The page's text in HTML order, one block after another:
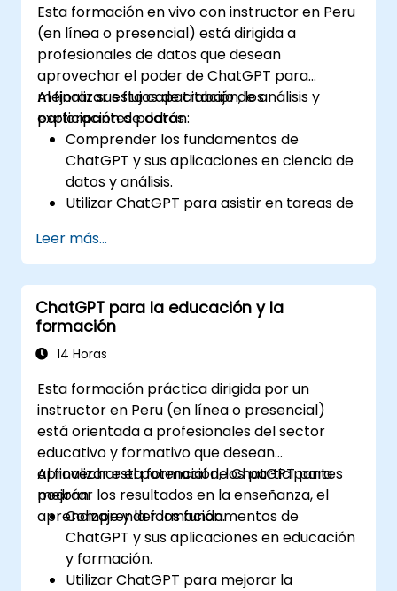
Esta formación en vivo con instructor en Peru
(en línea o presencial) está dirigida a
profesionales de datos que desean
aprovechar el poder de ChatGPT para
mejorar sus flujos de trabajo de análisis y
exploración de datos.
Al finalizar esta capacitación, los
participantes podrán:
Comprender los fundamentos de
ChatGPT y sus aplicaciones en ciencia de
datos y análisis.
Utilizar ChatGPT para asistir en tareas de
Aprovechar ChatGPT para generar ideas
y respaldar procesos de toma de
decisiones.
Implementar las mejores prácticas para
integrar ChatGPT en los flujos de trabajo
de ciencia de datos.
Leer más...
ChatGPT para la educación y la
formación
14 Horas
Esta formación práctica dirigida por un
instructor en Peru (en línea o presencial)
está orientada a profesionales del sector
educativo y formativo que desean
aprovechar el potencial de ChatGPT para
mejorar los resultados en la enseñanza, el
aprendizaje y la formación.
Al finalizar esta formación, los participantes
podrán:
Comprender los fundamentos de
ChatGPT y sus aplicaciones en educación
y formación.
Utilizar ChatGPT para mejorar la